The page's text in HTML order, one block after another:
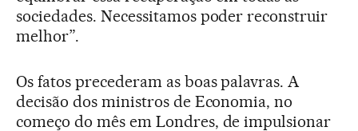
sociedades. Necessitamos poder reconstruir
melhor”.
Os fatos precederam as boas palavras. A
decisão dos ministros de Economia, no
começo do mês em Londres, de impulsionar